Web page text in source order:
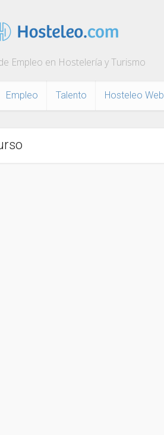
Empleo en Hostelería y Turismo
Empleo Talento Hosteleo Web